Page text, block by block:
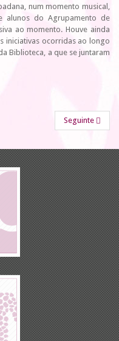
num momento musical,
alunos do Agrupamento de
ao momento. Houve ainda
iniciativas ocorridas ao longo
Biblioteca, a que se juntaram
Seguinte